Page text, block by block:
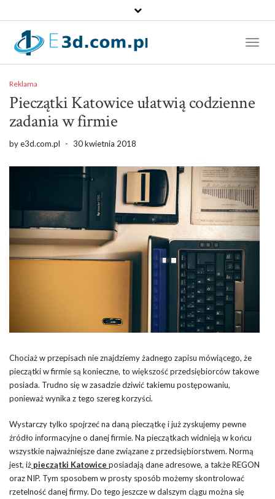
Reklama
Pieczątki Katowice ułatwią codzienne
zadania w firmie
bye3d.com.pl - 30 kwietnia 2018
Chociaż w przepisach nie znajdziemy żadnego zapisu mówiącego, że
pieczątki w firmie są konieczne, to większość przedsiębiorców takowe
posiada. Trudno się w zasadzie dziwić takiemu postępowaniu,
ponieważ wynika z tego szereg korzyści.
Wystarczy tylko spojrzeć na daną pieczątkę i już zyskujemy pewne
źródło informacyjne o danej firmie. Na pieczątkach widnieją w końcu
wszystkie najważniejsze dane związane z przedsiębiorstwem. Normą
jest, iż pieczątki Katowice posiadają dane adresowe, a także REGON
oraz NIP. Tym sposobem w prosty sposób możemy skontrolować
rzetelność danej firmy. Do tego jeszcze w dalszym ciągu można się